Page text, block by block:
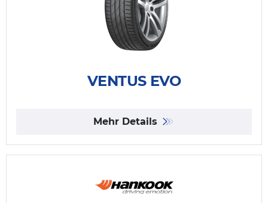
VENTUS EVO
Mehr Details